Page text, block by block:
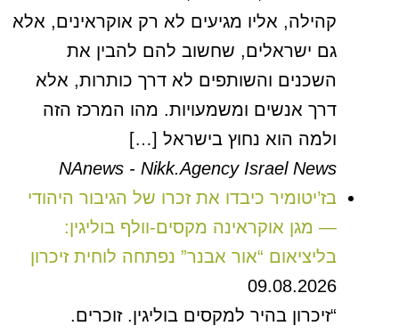
קהילה, אליו מגיעים לא רק אוקראינים, אלא
גם ישראלים, שחשוב להם להבין את
השכנים והשותפים לא דרך כותרות, אלא
דרך אנשים ומשמעויות. מהו המרכז הזה
ולמה הוא נחוץ בישראל […]
NAnews - Nikk.Agency Israel News
בז’יטומיר כיבדו את זכרו של הגיבור היהודי
— מגן אוקראינה מקסים-וולף בוליגין:
בליציאום “אור אבנר” נפתחה לוחית זיכרון
09.08.2026
“זיכרון בהיר למקסים בוליגין. זוכרים.